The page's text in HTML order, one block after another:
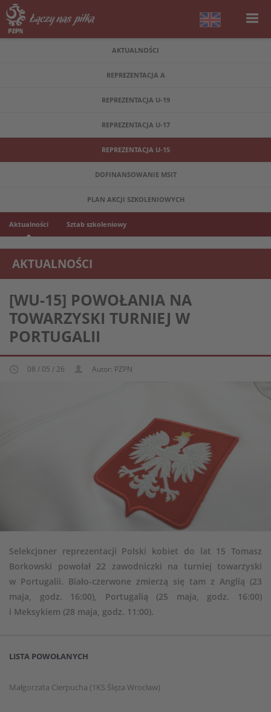
AKTUALNOŚCI
REPREZENTACJA A
REPREZENTACJA U-19
REPREZENTACJA U-17
REPREZENTACJA U-15
DOFINANSOWANIE MSIT
PLAN AKCJI SZKOLENIOWYCH
Aktualności Sztab szkoleniowy
AKTUALNOŚCI
REPREZENTACJA KOBIECA U-15
[WU-15] POWOŁANIA NA
TOWARZYSKI TURNIEJ W
PORTUGALII
08 / 05 / 26 Autor: PZPN
Selekcjoner reprezentacji Polski kobiet do lat 15 Tomasz
Borkowski powołał 22 zawodniczki na turniej towarzyski
w Portugalii. Biało-czerwone zmierzą się tam z Anglią (23
maja, godz. 16:00), Portugalią (25 maja, godz. 16:00)
i Meksykiem (28 maja, godz. 11:00).
LISTA POWOŁANYCH
Małgorzata Cierpucha (1KS Ślęza Wrocław)